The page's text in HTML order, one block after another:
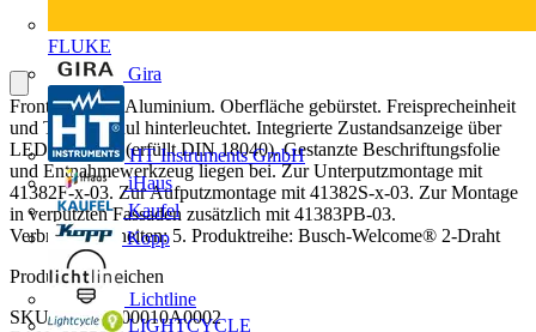
FLUKE
Gira
HT Instruments GmbH
iHaus
Kaufel
Kopp
Lichtline
LIGHTCYCLE
Frontplatte aus Aluminium. Oberfläche gebürstet. Freisprecheinheit
und Tastenmodul hinterleuchtet. Integrierte Zustandsanzeige über
LED-Symbole (erfüllt DIN 18040). Gestanzte Beschriftungsfolie
und Entnahmewerkzeug liegen bei. Zur Unterputzmontage mit
41382F-x-03. Zur Aufputzmontage mit 41382S-x-03. Zur Montage
in verputzten Fassaden zusätzlich mit 41383PB-03.
Verbrauchseinheiten: 5. Produktreihe: Busch-Welcome® 2-Draht​
Produktkennzeichen
SKU: 2TMA200010A0002